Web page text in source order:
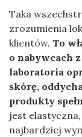
Taka
zrozumienia
klientów. To
o nabywcach
laboratoria
skórę,
produkty
jest
najbardziej